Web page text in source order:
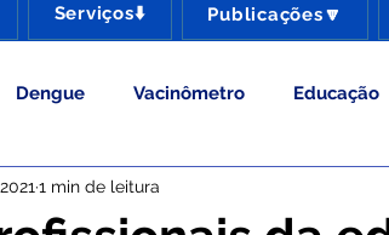
Serviços⬇️ Publicações🔽
Dengue Vacinômetro Educação
Administração e Gestão
1 min de leitura